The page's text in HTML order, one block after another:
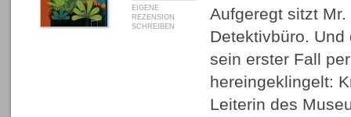
EIGENE
REZENSION
SCHREIBEN
Aufgeregt sitzt
Detektivbüro.
sein erster Fall
hereingeklingelt:
Leiterin des